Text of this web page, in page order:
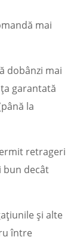
mai
dobânzi mai
garantată
la
retrageri
bun decât
și alte
între